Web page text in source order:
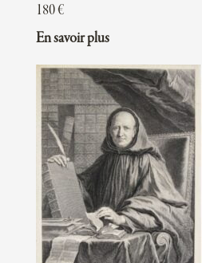
180€
En savoir plus